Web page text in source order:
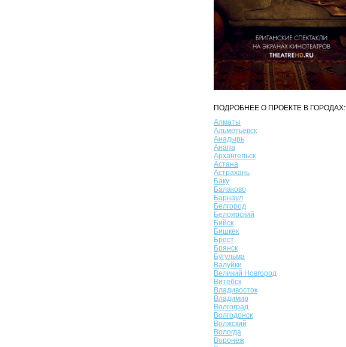
ПОДРОБНЕЕ О ПРОЕКТЕ В ГОРОДАХ:
Алматы
Альметьевск
Анадырь
Анапа
Архангельск
Астана
Астрахань
Баку
Балаково
Барнаул
Белгород
Белоярский
Бийск
Бишкек
Брест
Брянск
Бугульма
Валуйки
Великий Новгород
Витебск
Владивосток
Владимир
Волгоград
Волгодонск
Волжский
Вологда
Воронеж